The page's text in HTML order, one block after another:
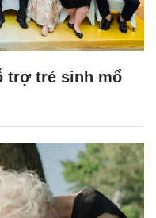
trợ trẻ sinh mổ